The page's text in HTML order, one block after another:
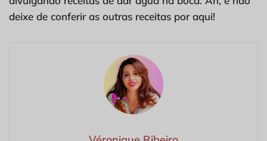
deixe de conferir as outras receitas por aqui!